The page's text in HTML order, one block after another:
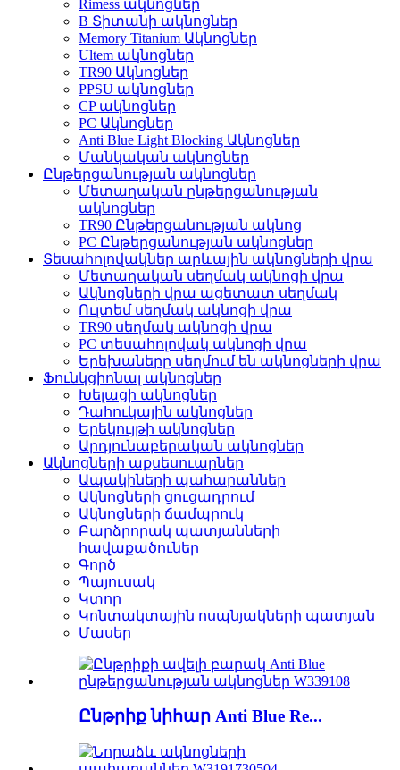
Rimess ակնոցներ
B Տիտանի ակնոցներ
Memory Titanium Ակնոցներ
Ultem ակնոցներ
TR90 Ակնոցներ
PPSU ակնոցներ
CP ակնոցներ
PC Ակնոցներ
Anti Blue Light Blocking Ակնոցներ
Մանկական ակնոցներ
Ընթերցանության ակնոցներ
Մետաղական ընթերցանության
ակնոցներ
TR90 Ընթերցանության ակնոց
PC Ընթերցանության ակնոցներ
Տեսահոլովակներ արևային ակնոցների վրա
Մետաղական սեղմակ ակնոցի վրա
Ակնոցների վրա ացետատ սեղմակ
Ուլտեմ սեղմակ ակնոցի վրա
TR90 սեղմակ ակնոցի վրա
PC տեսահոլովակ ակնոցի վրա
Երեխաները սեղմում են ակնոցների վրա
Ֆունկցիոնալ ակնոցներ
Խելացի ակնոցներ
Դահուկային ակնոցներ
Երեկույթի ակնոցներ
Արդյունաբերական ակնոցներ
Ակնոցների աքսեսուարներ
Ապակիների պահարաններ
Ակնոցների ցուցադրում
Ակնոցների ճամպրուկ
Բարձրորակ պատյանների
հավաքածուներ
Գործ
Պայուսակ
Կտոր
Կոնտակտային ոսպնյակների պատյան
Մասեր
Ընթրիք նիհար Anti Blue Re...